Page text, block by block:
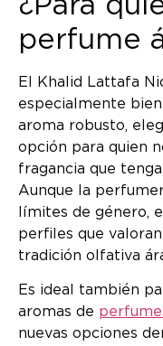
perfume
El Khalid Lattafa
especialmente
aroma robusto,
opción para quien
fragancia que
Aunque la
límites de género,
perfiles que
tradición olfativa
Es ideal también
aromas de
nuevas opciones